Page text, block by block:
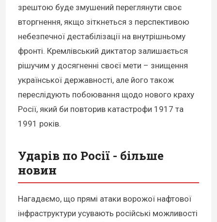
зрештою буде змушений переглянути своє
вторгнення, якщо зіткнеться з перспективою
небезпечної дестабілізації на внутрішньому
фронті. Кремлівський диктатор залишається
рішучим у досягненні своєї мети – знищення
української державності, але його також
переслідують побоювання щодо нового краху
Росії, який би повторив катастрофи 1917 та
1991 років.
Ударів по Росії - більше
новин
Нагадаємо, що прямі атаки ворожої нафтової
інфраструктури усувають російські можливості